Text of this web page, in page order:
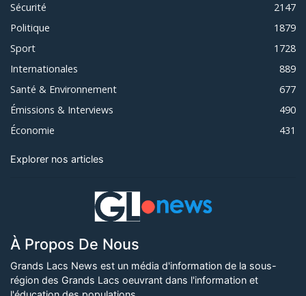
Sécurité
2147
Politique
1879
Sport
1728
Internationales
889
Santé & Environnement
677
Émissions & Interviews
490
Économie
431
Explorer nos articles
À Propos De Nous
Grands Lacs News est un média d'information de la sous-
région des Grands Lacs oeuvrant dans l'information et